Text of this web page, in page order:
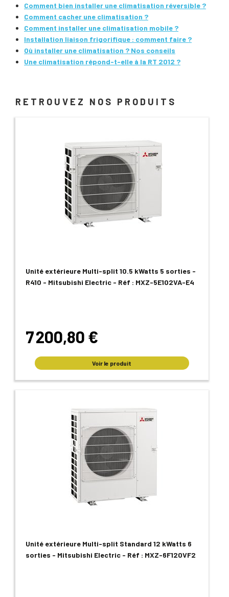
Comment bien installer une climatisation réversible ?
Comment cacher une climatisation ?
Comment installer une climatisation mobile ?
Installation liaison frigorifique : comment faire ?
Où installer une climatisation ? Nos conseils
Une climatisation répond-t-elle à la RT 2012 ?
RETROUVEZ NOS PRODUITS
Unité extérieure Multi-split 10.5 kWatts 5 sorties -
R410 - Mitsubishi Electric - Réf : MXZ-5E102VA-E4
7 200,80 €
Voir le produit
Unité extérieure Multi-split Standard 12 kWatts 6
sorties - Mitsubishi Electric - Réf : MXZ-6F120VF2